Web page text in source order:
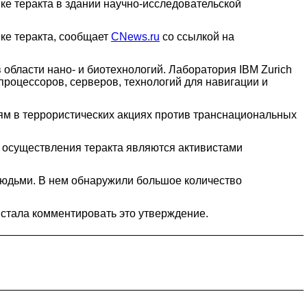
теракта в здании научно-исследовательской
теракта, сообщает CNews.ru со ссылкой на
нано- и биотехнологий. Лаборатория IBM Zurich
серверов, технологий для навигации и
в террористических акциях против транснациональных
теракта являются активистами
В нем обнаружили большое количество
комментировать это утверждение.